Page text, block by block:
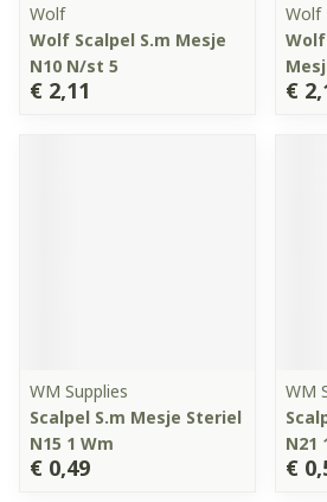
Wolf
Wolf Scalpel S.m Mesje
N10 N/st 5
€ 2,11
Wolf
Wolf
€
WM Supplies
Scalpel S.m Mesje Steriel
N15 1 Wm
€ 0,49
WM
N21
€